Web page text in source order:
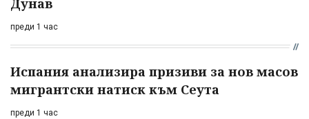
Дунав
преди 1 час
Испания анализира призиви за нов масов
мигрантски натиск към Сеута
преди 1 час